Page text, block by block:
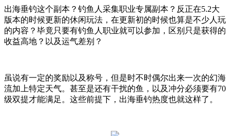
出海垂钓这个副本？钓鱼人采集职业专属副本？反正在5.2大
版本的时候更新的休闲玩法，在更新初的时候也算是不少人玩
的内容？毕竟只要有钓鱼人职业就可以参加，区别只是获得的
收益高地？以及运气差别？
虽说有一定的奖励以及称号，但是时不时偶尔出来一次的幻海
流加上特定天气。甚至是还有干扰的鱼，以及冲分必须要有70
级双提才能满足。这些前提下，出海垂钓热度也就这样了。